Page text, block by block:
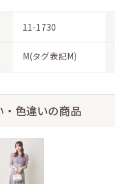
11-1730
M(タグ表記M)
・色違いの商品